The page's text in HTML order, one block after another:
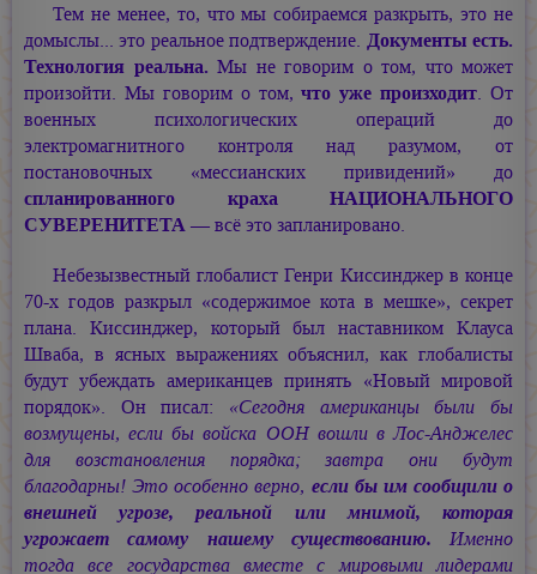
Тем не менее, то, что мы собираемся разкрыть, это не
домыслы... это реальное подтверждение. Документы есть.
Технология реальна. Мы не говорим о том, что может
произойти. Мы говорим о том,что уже произходит. От
военных психологических операций до
электромагнитного контроля над разумом, от
постановочных «мессианских привидений» до
спланированного краха НАЦИОНАЛЬНОГО
СУВЕРЕНИТЕТА— всё это запланировано.
Небезызвестный глобалист Генри Киссинджер в конце
70-х годов разкрыл «содержимое кота в мешке», секрет
плана. Киссинджер, который был наставником Клауса
Шваба, в ясных выражениях объяснил, как глобалисты
будут убеждать американцев принять «Новый мировой
порядок». Он писал: «Сегодня американцы были бы
возмущены, если бы войска ООН вошли в Лос-Анджелес
для возстановления порядка; завтра они будут
благодарны! Это особенно верно, если бы им сообщили о
внешней угрозе, реальной или мнимой, которая
угрожает самому нашему существованию. Именно
тогда все государства вместе с мировыми лидерами